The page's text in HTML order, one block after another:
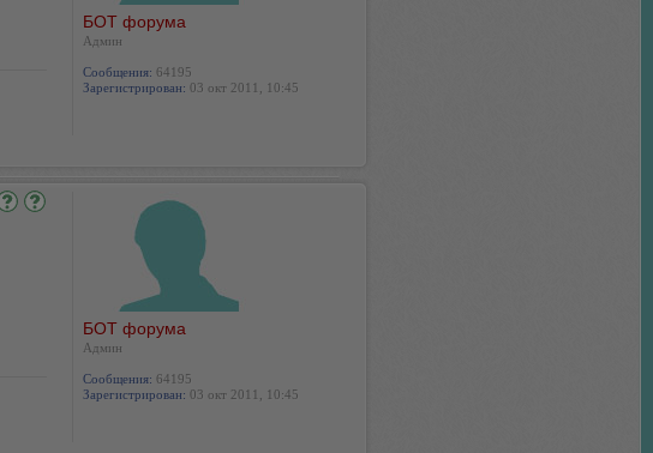
БОТ форума
Админ
Сообщения: 64195
Зарегистрирован: 03 окт 2011, 10:45
БОТ форума
Админ
Сообщения: 64195
Зарегистрирован: 03 окт 2011, 10:45